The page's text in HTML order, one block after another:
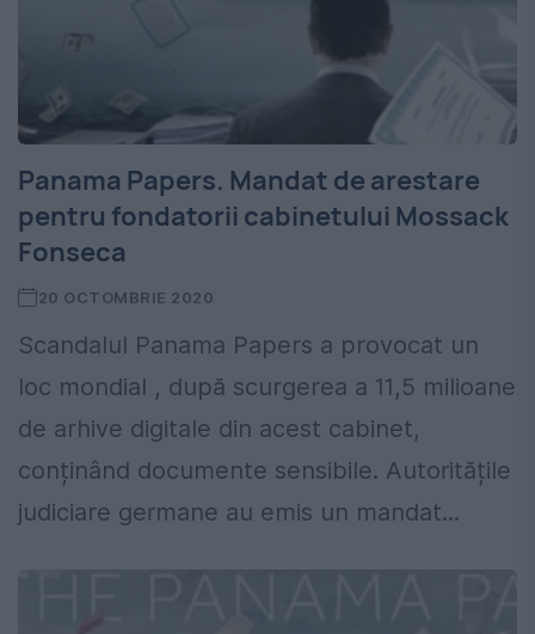
Panama Papers. Mandat de arestare
pentru fondatorii cabinetului Mossack
Fonseca
20 OCTOMBRIE 2020
Scandalul Panama Papers a provocat un
loc mondial , după scurgerea a 11,5 milioane
de arhive digitale din acest cabinet,
conținând documente sensibile. Autoritățile
judiciare germane au emis un mandat...